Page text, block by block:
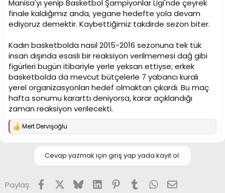
Manisa'yı yenip Basketbol Şampiyonlar Ligi'nde çeyrek
finale kaldığımız anda, yegane hedefte yola devam
ediyoruz demektir. Kaybettiğimiz takdirde sezon biter.
Kadın basketbolda nasıl 2015-2016 sezonuna tek tük
insan dışında esaslı bir reaksiyon verilmemesi dağ gibi
figürleri bugün itibariyle yerle yeksan ettiyse; erkek
basketbolda da mevcut bütçelerle 7 yabancı kuralı
yerel organizasyonları hedef olmaktan çıkardı. Bu maç
hafta sonumu kararttı deniyorsa, karar açıklandığı
zaman reaksiyon verilecekti.
T
r
Mert Dervişoğlu
Cevap yazmak için giriş yap yada kayıt ol.
Paylaş: FacebookX (Twitter)
BlueskyLinkedInPinterest
TumblrWhatsApp
E-posta